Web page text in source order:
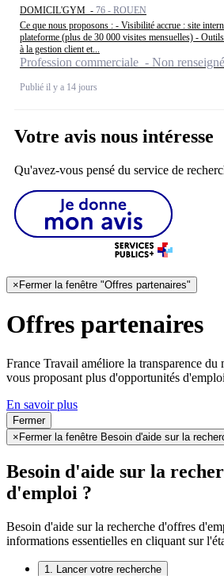
DOMICIL'GYM - 76 - ROUEN
Ce que nous proposons : - Visibilité accrue : site
plateforme (plus de 30 000 visites mensuelles) -
à la gestion client et...
Profession commerciale - Non renseigné
Publié il y a 14 jours
Votre avis nous intéresse
Qu'avez-vous pensé du service de
× Fermer la fenêtre "Offres partenaires"
Offres partenaires
France Travail améliore la transparence du
vous proposant plus d'opportunités
En savoir plus
Fermer
× Fermer la fenêtre Besoin d'aide sur la
Besoin d'aide sur la
d'emploi ?
Besoin d'aide sur la recherche d'offres
informations essentielles en cliquant sur
1. Lancer votre recherche